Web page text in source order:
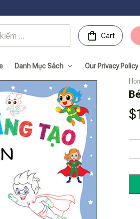
Cart
Danh Mục Sách Our Privacy Policy